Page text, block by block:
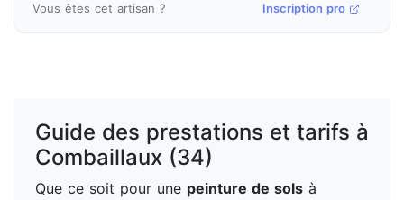
Vous êtes cet artisan ? Inscription pro
Guide des prestations et tarifs à
Combaillaux (34)
Que ce soit pour une peinture de sols à